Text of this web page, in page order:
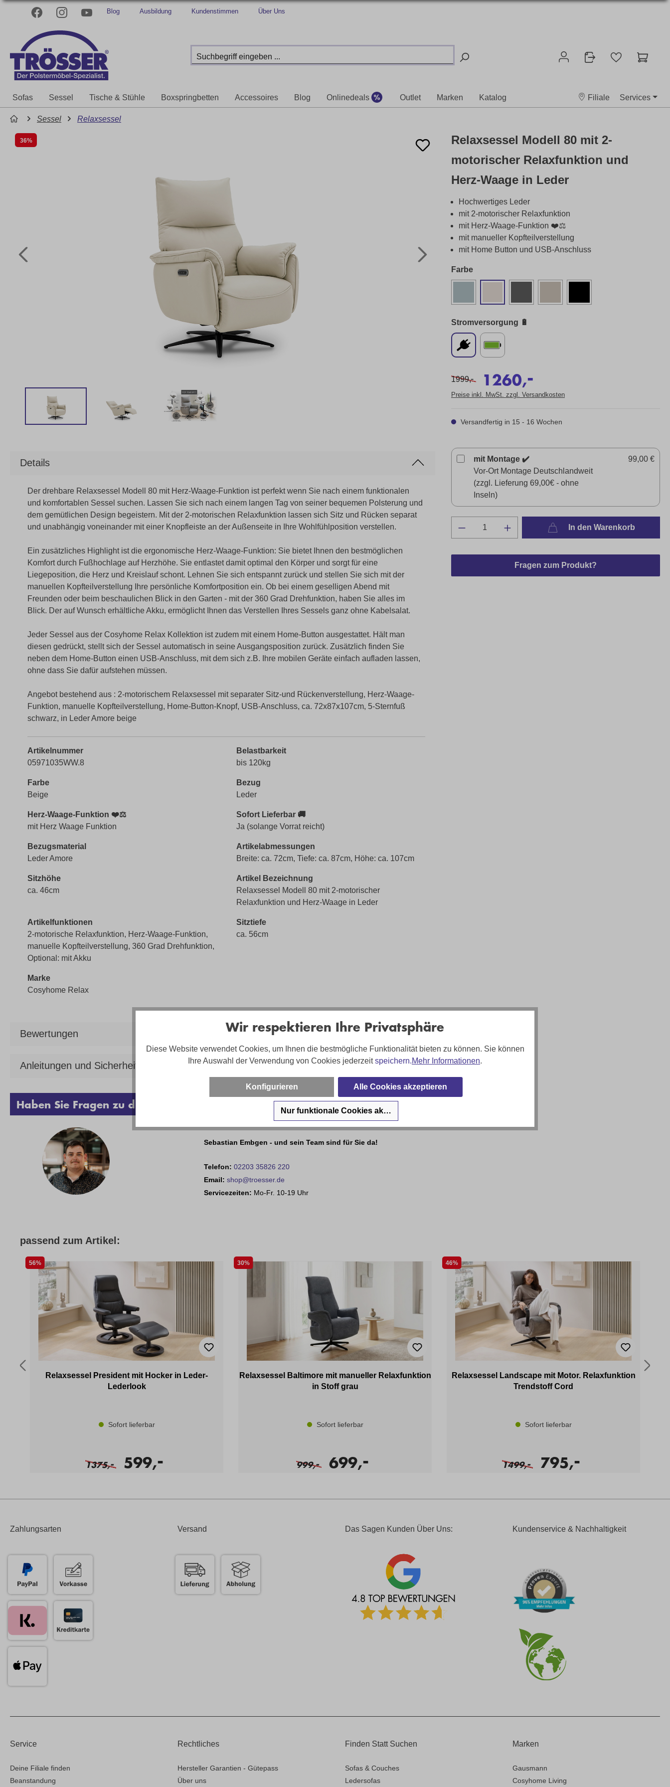
Blog Ausbildung Kundenstimmen Über Uns
Sofas Sessel Tische & Stühle Boxspringbetten Accessoires Blog Onlinedeals Outlet Marken Katalog Filiale Services
Sessel Relaxsessel
36%
Relaxsessel Modell 80 mit 2-
motorischer Relaxfunktion und
Herz-Waage in Leder
Hochwertiges Leder
mit 2-motorischer Relaxfunktion
mit Herz-Waage-Funktion ❤️⚖️
mit manueller Kopfteilverstellung
mit Home Button und USB-Anschluss
Farbe
Stromversorgung 🔋
1999,- 1260,
-
Preise inkl. MwSt. zzgl. Versandkosten
Versandfertig in 15 - 16 Wochen
mit Montage ✔️
Vor-Ort Montage Deutschlandweit
(zzgl. Lieferung 69,00€ - ohne
Inseln)
99,00 €
In den Warenkorb
Fragen zum Produkt?
Details
Der drehbare Relaxsessel Modell 80 mit Herz-Waage-Funktion ist perfekt wenn Sie nach einem funktionalen
und komfortablen Sessel suchen. Lassen Sie sich nach einem langen Tag von seiner bequemen Polsterung und
dem gemütlichen Design begeistern. Mit der 2-motorischen Relaxfunktion lassen sich Sitz und Rücken separat
und unabhängig voneinander mit einer Knopfleiste an der Außenseite in Ihre Wohlfühlposition verstellen.
Ein zusätzliches Highlight ist die ergonomische Herz-Waage-Funktion: Sie bietet Ihnen den bestmöglichen
Komfort durch Fußhochlage auf Herzhöhe. Sie entlastet damit optimal den Körper und sorgt für eine
Liegeposition, die Herz und Kreislauf schont. Lehnen Sie sich entspannt zurück und stellen Sie sich mit der
manuellen Kopfteilverstellung Ihre persönliche Komfortposition ein. Ob bei einem geselligen Abend mit
Freunden oder beim beschaulichen Blick in den Garten - mit der 360 Grad Drehfunktion, haben Sie alles im
Blick. Der auf Wunsch erhältliche Akku, ermöglicht Ihnen das Verstellen Ihres Sessels ganz ohne Kabelsalat.
Jeder Sessel aus der Cosyhome Relax Kollektion ist zudem mit einem Home-Button ausgestattet. Hält man
diesen gedrückt, stellt sich der Sessel automatisch in seine Ausgangsposition zurück. Zusätzlich finden Sie
neben dem Home-Button einen USB-Anschluss, mit dem sich z.B. Ihre mobilen Geräte einfach aufladen lassen,
ohne dass Sie dafür aufstehen müssen.
Angebot bestehend aus : 2-motorischem Relaxsessel mit separater Sitz-und Rückenverstellung, Herz-Waage-
Funktion, manuelle Kopfteilverstellung, Home-Button-Knopf, USB-Anschluss, ca. 72x87x107cm, 5-Sternfuß
schwarz, in Leder Amore beige
Artikelnummer
05971035WW.8
Belastbarkeit
bis 120kg
Farbe
Beige
Bezug
Leder
Herz-Waage-Funktion ❤️⚖️
mit Herz Waage Funktion
Sofort Lieferbar 🚚
Ja (solange Vorrat reicht)
Bezugsmaterial
Leder Amore
Artikelabmessungen
Breite: ca. 72cm, Tiefe: ca. 87cm, Höhe: ca. 107cm
Sitzhöhe
ca. 46cm
Artikel Bezeichnung
Relaxsessel Modell 80 mit 2-motorischer
Relaxfunktion und Herz-Waage in Leder
Artikelfunktionen
2-motorische Relaxfunktion, Herz-Waage-Funktion,
manuelle Kopfteilverstellung, 360 Grad Drehfunktion,
Optional: mit Akku
Sitztiefe
ca. 56cm
Marke
Cosyhome Relax
Bewertungen
Anleitungen und Sicherheit
Haben Sie Fragen zu diesem Produkt?
Sebastian Embgen - und sein Team sind für Sie da!
Telefon: 02203 35826 220
Email:shop@troesser.de
Servicezeiten: Mo-Fr. 10-19 Uhr
passend zum Artikel:
56%
Relaxsessel President mit Hocker in Leder-
Lederlook
Sofort lieferbar
1375,- 599,
-
30%
Relaxsessel Baltimore mit manueller Relaxfunktion
in Stoff grau
Sofort lieferbar
999,- 699,
-
46%
Relaxsessel Landscape mit Motor. Relaxfunktion
Trendstoff Cord
Sofort lieferbar
1499,- 795,
-
Zahlungsarten Versand Das Sagen Kunden Über Uns: Kundenservice & Nachhaltigkeit
Service
Deine Filiale finden
Beanstandung
Rechtliches
Hersteller Garantien - Gütepass
Über uns
Finden Statt Suchen
Sofas & Couches
Ledersofas
Marken
Gausmann
Cosyhome Living
Wir respektieren Ihre Privatsphäre
Diese Website verwendet Cookies, um Ihnen die bestmögliche Funktionalität bieten zu können. Sie können
Ihre Auswahl der Verwendung von Cookies jederzeitspeichern.Mehr Informationen.
Konfigurieren Alle Cookies akzeptieren
Nur funktionale Cookies akzeptieren